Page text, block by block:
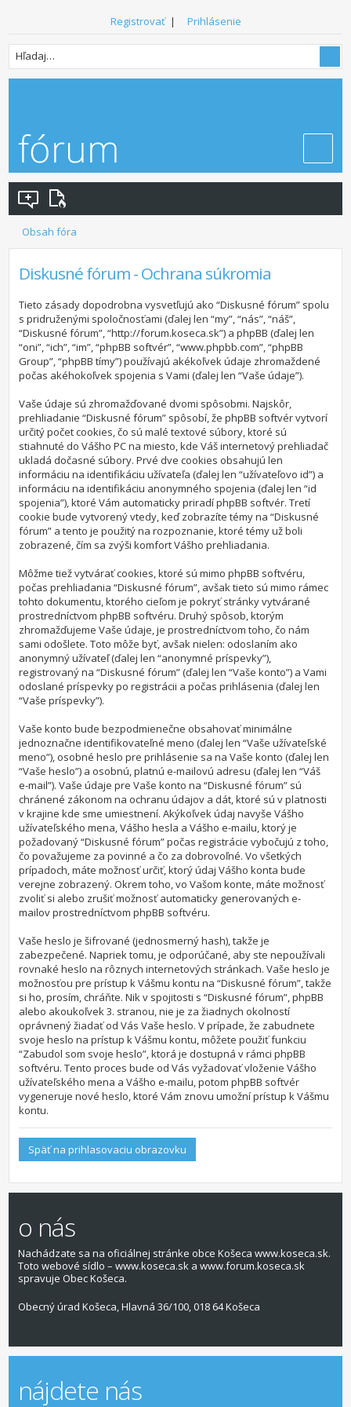
Registrovať| Prihlásenie
Obsah fóra
Diskusné fórum - Ochrana súkromia
Tieto zásady dopodrobna vysvetľujú ako “Diskusné fórum” spolu
s pridruženými spoločnosťami (ďalej len “my”, “nás”, “náš”,
“Diskusné fórum”, “http://forum.koseca.sk”) a phpBB (ďalej len
“oni”, “ich”, “im”, “phpBB softvér”, “www.phpbb.com”, “phpBB
Group”, “phpBB tímy”) používajú akékoľvek údaje zhromaždené
počas akéhokoľvek spojenia s Vami (ďalej len “Vaše údaje”).
Vaše údaje sú zhromažďované dvomi spôsobmi. Najskôr,
prehliadanie “Diskusné fórum” spôsobí, že phpBB softvér vytvorí
určitý počet cookies, čo sú malé textové súbory, ktoré sú
stiahnuté do Vášho PC na miesto, kde Váš internetový prehliadač
ukladá dočasné súbory. Prvé dve cookies obsahujú len
informáciu na identifikáciu užívateľa (ďalej len “užívateľovo id”) a
informáciu na identifikáciu anonymného spojenia (ďalej len “id
spojenia”), ktoré Vám automaticky priradí phpBB softvér. Tretí
cookie bude vytvorený vtedy, keď zobrazíte témy na “Diskusné
fórum” a tento je použitý na rozpoznanie, ktoré témy už boli
zobrazené, čím sa zvýši komfort Vášho prehliadania.
Môžme tiež vytvárať cookies, ktoré sú mimo phpBB softvéru,
počas prehliadania “Diskusné fórum”, avšak tieto sú mimo rámec
tohto dokumentu, ktorého cieľom je pokryť stránky vytvárané
prostredníctvom phpBB softvéru. Druhý spôsob, ktorým
zhromažďujeme Vaše údaje, je prostredníctvom toho, čo nám
sami odošlete. Toto môže byť, avšak nielen: odoslaním ako
anonymný užívateľ (ďalej len “anonymné príspevky”),
registrovaný na “Diskusné fórum” (ďalej len “Vaše konto”) a Vami
odoslané príspevky po registrácii a počas prihlásenia (ďalej len
“Vaše príspevky”).
Vaše konto bude bezpodmienečne obsahovať minimálne
jednoznačne identifikovateľné meno (ďalej len “Vaše užívateľské
meno”), osobné heslo pre prihlásenie sa na Vaše konto (ďalej len
“Vaše heslo”) a osobnú, platnú e-mailovú adresu (ďalej len “Váš
e-mail”). Vaše údaje pre Vaše konto na “Diskusné fórum” sú
chránené zákonom na ochranu údajov a dát, ktoré sú v platnosti
v krajine kde sme umiestnení. Akýkoľvek údaj navyše Vášho
užívateľského mena, Vášho hesla a Vášho e-mailu, ktorý je
požadovaný “Diskusné fórum” počas registrácie vybočujú z toho,
čo považujeme za povinné a čo za dobrovoľné. Vo všetkých
prípadoch, máte možnosť určiť, ktorý údaj Vášho konta bude
verejne zobrazený. Okrem toho, vo Vašom konte, máte možnosť
zvoliť si alebo zrušiť možnosť automaticky generovaných e-
mailov prostredníctvom phpBB softvéru.
Vaše heslo je šifrované (jednosmerný hash), takže je
zabezpečené. Napriek tomu, je odporúčané, aby ste nepoužívali
rovnaké heslo na rôznych internetových stránkach. Vaše heslo je
možnosťou pre prístup k Vášmu kontu na “Diskusné fórum”, takže
si ho, prosím, chráňte. Nik v spojitosti s “Diskusné fórum”, phpBB
alebo akoukoľvek 3. stranou, nie je za žiadnych okolností
oprávnený žiadať od Vás Vaše heslo. V prípade, že zabudnete
svoje heslo na prístup k Vášmu kontu, môžete použiť funkciu
“Zabudol som svoje heslo”, ktorá je dostupná v rámci phpBB
softvéru. Tento proces bude od Vás vyžadovať vloženie Vášho
užívateľského mena a Vášho e-mailu, potom phpBB softvér
vygeneruje nové heslo, ktoré Vám znovu umožní prístup k Vášmu
kontu.
Späť na prihlasovaciu obrazovku
o nás
Nachádzate sa na oficiálnej stránke obce Košeca www.koseca.sk.
Toto webové sídlo – www.koseca.sk a www.forum.koseca.sk
spravuje Obec Košeca.
Obecný úrad Košeca, Hlavná 36/100, 018 64 Košeca
nájdete nás